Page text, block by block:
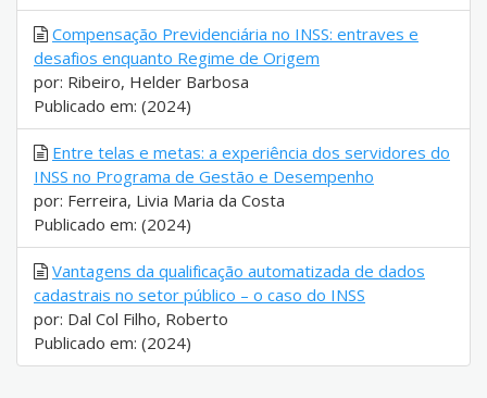
Compensação Previdenciária no INSS: entraves e
desafios enquanto Regime de Origem
por: Ribeiro, Helder Barbosa
Publicado em: (2024)
Entre telas e metas: a experiência dos servidores do
INSS no Programa de Gestão e Desempenho
por: Ferreira, Livia Maria da Costa
Publicado em: (2024)
Vantagens da qualificação automatizada de dados
cadastrais no setor público – o caso do INSS
por: Dal Col Filho, Roberto
Publicado em: (2024)